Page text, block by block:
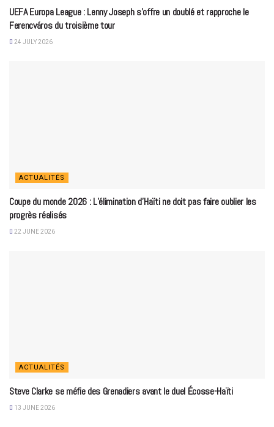
UEFA Europa League : Lenny Joseph s’offre un doublé et rapproche le
Ferencváros du troisième tour
24 JULY 2026
ACTUALITÉS
Coupe du monde 2026 : L’élimination d’Haïti ne doit pas faire oublier les
progrès réalisés
22 JUNE 2026
ACTUALITÉS
Steve Clarke se méfie des Grenadiers avant le duel Écosse-Haïti
13 JUNE 2026